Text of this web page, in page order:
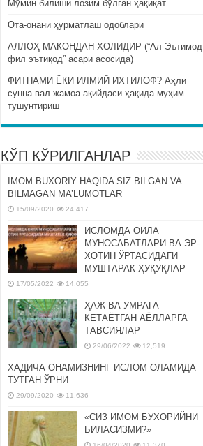
Мўмин билиши лозим бўлган ҳақиқат
Ота-онани ҳурматлаш одоблари
АЛЛОҲ МАКОНДАН ХОЛИДИР (“Ал-Эътимод
фил эътиқод” асари асосида)
ФИТНАМИ ЁКИ ИЛМИЙ ИХТИЛОФ? Аҳли
сунна вал жамоа ақийдаси ҳақида муҳим
тушунтириш
КЎП КЎРИЛГАНЛАР
IMOM BUXORIY HAQIDA SIZ BILGAN VA
BILMAGAN MA’LUMOTLAR
15/09/2020 24,417
ИСЛОМДА ОИЛА
МУНОСАБАТЛАРИ ВА ЭР-
ХОТИН ЎРТАСИДАГИ
МУШТАРАК ҲУҚУҚЛАР
17/05/2022 14,055
ҲАЖ ВА УМРАГА
КЕТАЁТГАН АЁЛЛАРГА
ТАВСИЯЛАР
29/06/2022 12,519
ХАДИЧА ОНАМИЗНИНГ ИСЛОМ ОЛАМИДА
ТУТГАН ЎРНИ
29/09/2020 11,636
«СИЗ ИМОМ БУХОРИЙНИ
БИЛАСИЗМИ?»